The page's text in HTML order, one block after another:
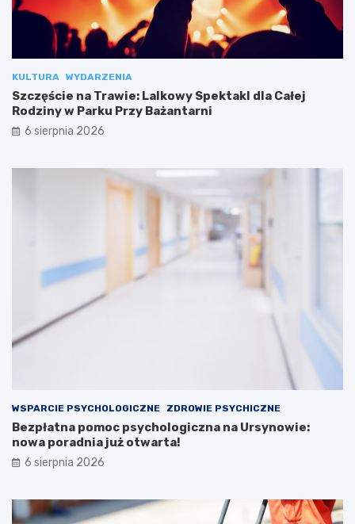
KULTURA WYDARZENIA
Szczęście na Trawie: Lalkowy Spektakl dla Całej
Rodziny w Parku Przy Bażantarni
6 sierpnia 2026
WSPARCIE PSYCHOLOGICZNE ZDROWIE PSYCHICZNE
Bezpłatna pomoc psychologiczna na Ursynowie:
nowa poradnia już otwarta!
6 sierpnia 2026